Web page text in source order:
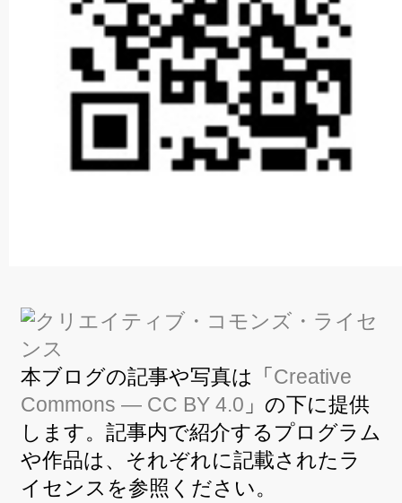
本ブログの記事や写真は「 Creative
Commons — CC BY 4.0 」の下に提供
します。記事内で紹介するプログラム
や作品は、それぞれに記載されたラ
イセンスを参照ください。